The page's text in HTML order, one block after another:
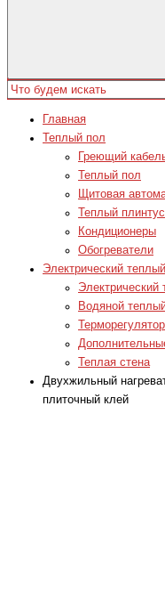
Главная
Теплый пол
Греющий
Теплый пол
Щитовая
Теплый плинтус
Кондиционеры
Обогреватели
Электрический
Электрический
Водяной
Теплая стена
Двухжильный
плиточный клей